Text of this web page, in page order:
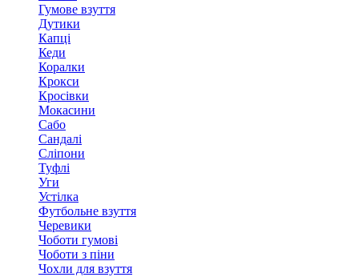
Гумове взуття
Дутики
Капці
Кеди
Коралки
Крокси
Кросівки
Мокасини
Сабо
Сандалі
Сліпони
Туфлі
Уги
Устілка
Футбольне взуття
Черевики
Чоботи гумові
Чоботи з піни
Чохли для взуття